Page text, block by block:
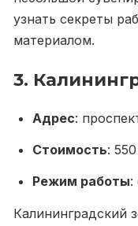
узнать секреты
материалом.
3.
Адрес:
Стоимость:
Режим работы:
Калининградский